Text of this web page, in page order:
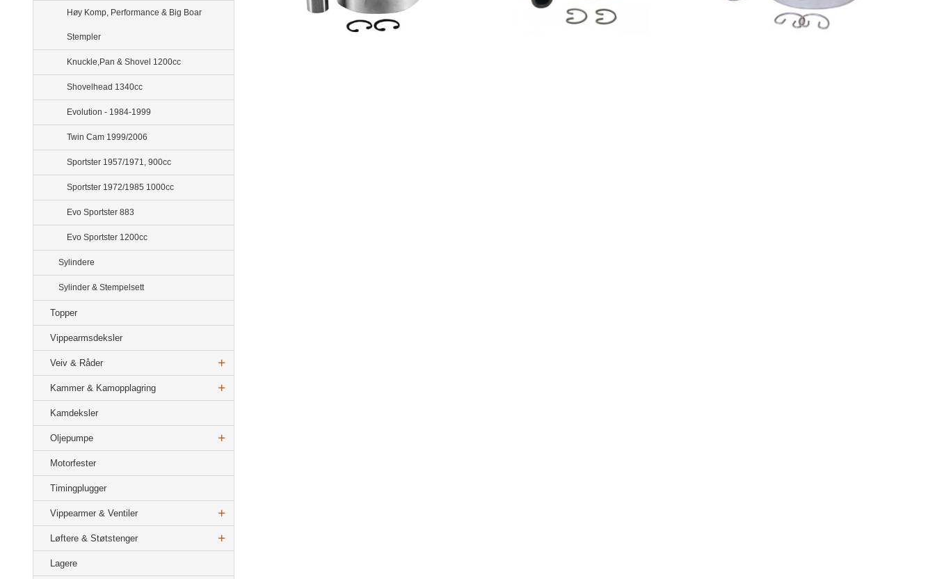
Høy Komp, Performance & Big Boar
Stempler
Knuckle,Pan & Shovel 1200cc
Shovelhead 1340cc
Evolution - 1984-1999
Twin Cam 1999/2006
Sportster 1957/1971, 900cc
Sportster 1972/1985 1000cc
Evo Sportster 883
Evo Sportster 1200cc
Sylindere
Sylinder & Stempelsett
Topper
Vippearmsdeksler
Veiv & Råder
Kammer & Kamopplagring
Kamdeksler
Oljepumpe
Motorfester
Timingplugger
Vippearmer & Ventiler
Løftere & Støtstenger
Lagere